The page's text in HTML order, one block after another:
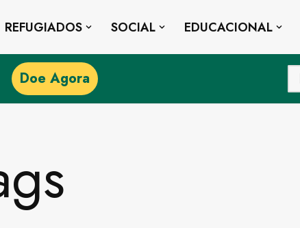
REFUGIADOS SOCIAL EDUCACIONAL
Doe Agora